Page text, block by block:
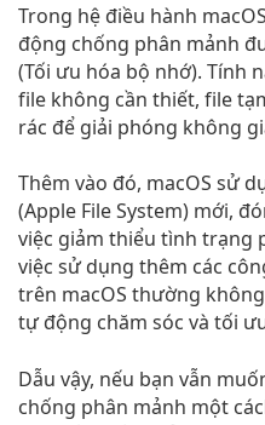
Trong hệ điều hành
động chống phân mảnh
(Tối ưu hóa bộ nhớ). Tính
file không cần thiết, file
rác để giải phóng không
Thêm vào đó, macOS sử
(Apple File System) mới,
việc giảm thiểu tình trạng
việc sử dụng thêm các
trên macOS thường
tự động chăm sóc và tối
Dẫu vậy, nếu bạn vẫn
chống phân mảnh một